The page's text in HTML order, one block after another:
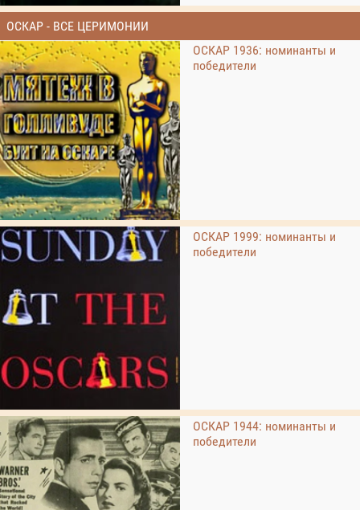
ОСКАР - ВСЕ ЦЕРИМОНИИ
ОСКАР 1936: номинанты и
победители
ОСКАР 1999: номинанты и
победители
ОСКАР 1944: номинанты и
победители